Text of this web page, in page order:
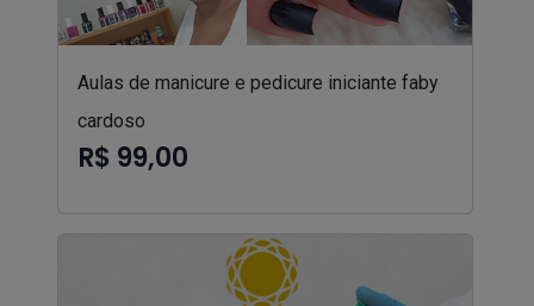
Aulas de manicure e pedicure iniciante faby
cardoso
R$ 99,00